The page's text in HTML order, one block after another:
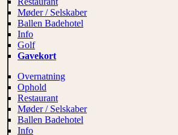
Møder / Selskaber
Ballen Badehotel
Info
Golf
Gavekort
Overnatning
Ophold
Restaurant
Møder / Selskaber
Ballen Badehotel
Info